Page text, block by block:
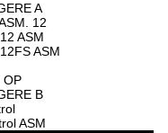
A
12
ASM
ASM
OP
B
ASM